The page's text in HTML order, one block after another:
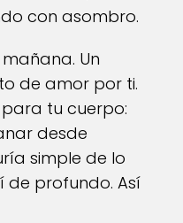
con asombro.
Un
de amor por ti.
tu cuerpo:
desde
simple de lo
de profundo. Así